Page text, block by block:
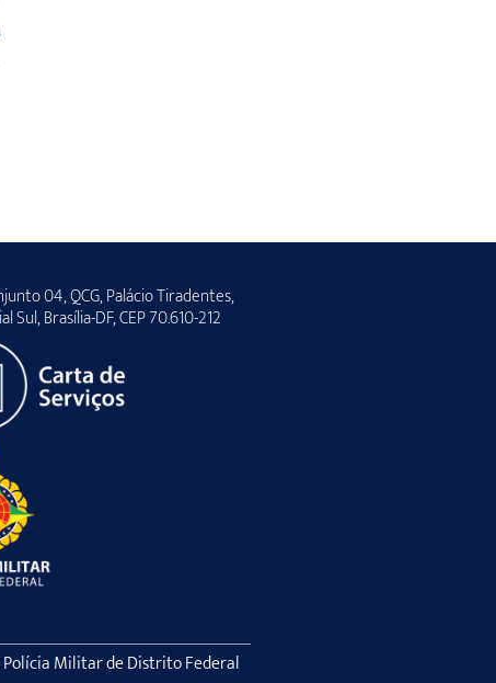
04, QCG, Palácio Tiradentes,
Sul, Brasília-DF, CEP 70.610-212
Militar de Distrito Federal